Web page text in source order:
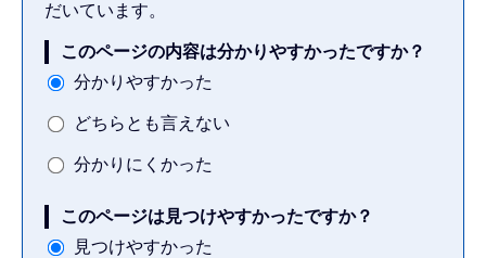
だいています。
このページの内容は分かりやすかったですか？
分かりやすかった
どちらとも言えない
分かりにくかった
このページは見つけやすかったですか？
見つけやすかった